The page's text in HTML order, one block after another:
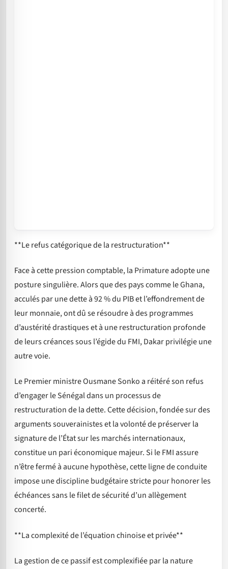
**Le refus catégorique de la restructuration**
Face à cette pression comptable, la Primature adopte une
posture singulière. Alors que des pays comme le Ghana,
acculés par une dette à 92 % du PIB et l’effondrement de
leur monnaie, ont dû se résoudre à des programmes
d’austérité drastiques et à une restructuration profonde
de leurs créances sous l’égide du FMI, Dakar privilégie une
autre voie.
Le Premier ministre Ousmane Sonko a réitéré son refus
d’engager le Sénégal dans un processus de
restructuration de la dette. Cette décision, fondée sur des
arguments souverainistes et la volonté de préserver la
signature de l’État sur les marchés internationaux,
constitue un pari économique majeur. Si le FMI assure
n’être fermé à aucune hypothèse, cette ligne de conduite
impose une discipline budgétaire stricte pour honorer les
échéances sans le filet de sécurité d’un allègement
concerté.
**La complexité de l’équation chinoise et privée**
La gestion de ce passif est complexifiée par la nature